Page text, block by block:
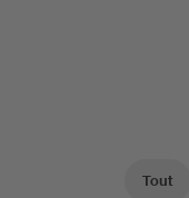
Tout